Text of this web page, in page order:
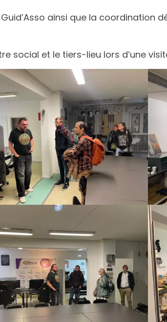
ainsi que la coordination
social et le tiers-lieu lors d’une